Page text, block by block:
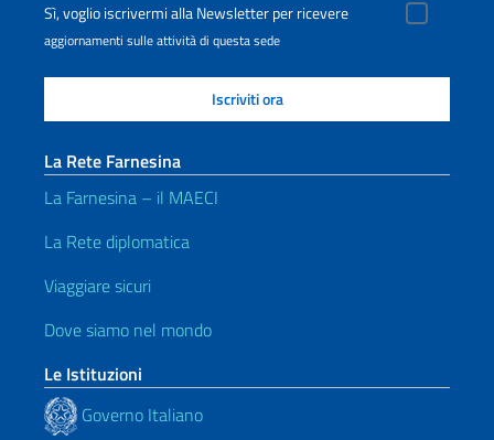
Sì, voglio iscrivermi alla Newsletter per ricevere
aggiornamenti sulle attività di questa sede
La Rete Farnesina
La Farnesina – il MAECI
La Rete diplomatica
Viaggiare sicuri
Dove siamo nel mondo
Le Istituzioni
Governo Italiano